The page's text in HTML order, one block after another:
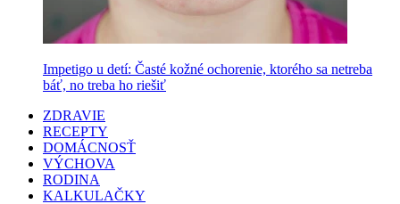
Impetigo u detí: Časté kožné ochorenie, ktorého sa netreba
báť, no treba ho riešiť
ZDRAVIE
RECEPTY
DOMÁCNOSŤ
VÝCHOVA
RODINA
KALKULAČKY